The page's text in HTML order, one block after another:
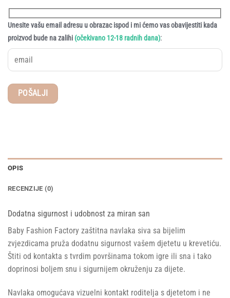
Unesite vašu email adresu u obrazac ispod i mi ćemo vas obavijestiti kada
proizvod bude na zalihi (očekivano 12-18 radnih dana):
OPIS
RECENZIJE (0)
Dodatna sigurnost i udobnost za miran san
Baby Fashion Factory zaštitna navlaka siva sa bijelim
zvjezdicama pruža dodatnu sigurnost vašem djetetu u krevetiću.
Štiti od kontakta s tvrdim površinama tokom igre ili sna i tako
doprinosi boljem snu i sigurnijem okruženju za dijete.
Navlaka omogućava vizuelni kontakt roditelja s djetetom i ne